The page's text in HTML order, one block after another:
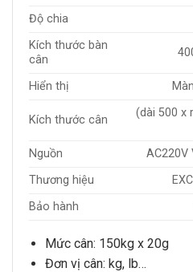
Độ chia
Kích thước bàn
cân
Hiển thị
Kích thước cân
(dài 500 x
Nguồn
AC220V
Thương hiệu
Bảo hành
Mức cân: 150kg x 20g
Đơn vị cân: kg, lb…